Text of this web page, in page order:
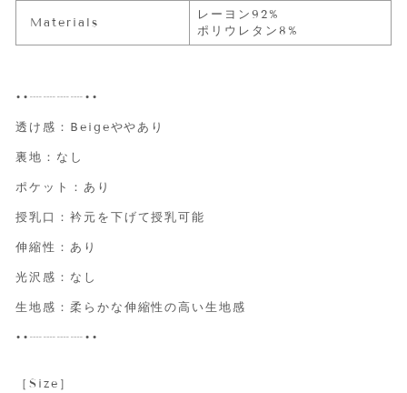
Materials
レーヨン92%
ポリウレタン8%
••┈┈┈┈••
透け感：Beigeややあり
裏地：なし
ポケット：あり
授乳口：衿元を下げて授乳可能
伸縮性：あり
光沢感：なし
生地感：柔らかな伸縮性の高い生地感
••┈┈┈┈••
［Size］